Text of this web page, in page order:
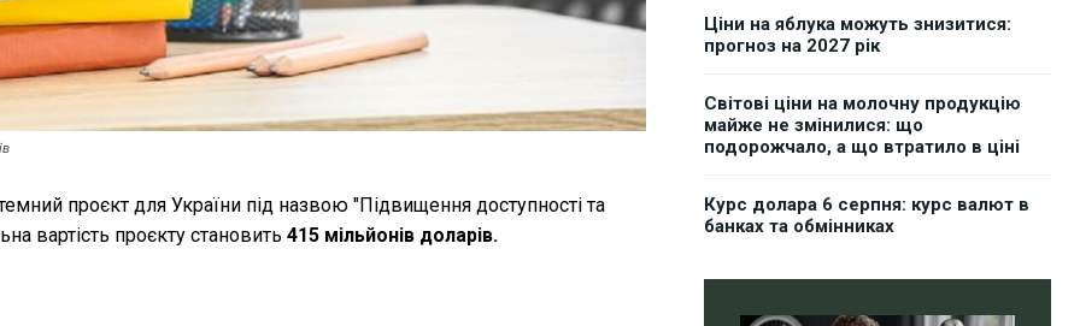
проєкт для України під назвою "Підвищення доступності та
вартість проєкту становить 415 мільйонів доларів.
Ціни на яблука можуть знизитися:
прогноз на 2027 рік
Світові ціни на молочну продукцію
майже не змінилися: що
подорожчало, а що втратило в ціні
Курс долара 6 серпня: курс валют в
банках та обмінниках